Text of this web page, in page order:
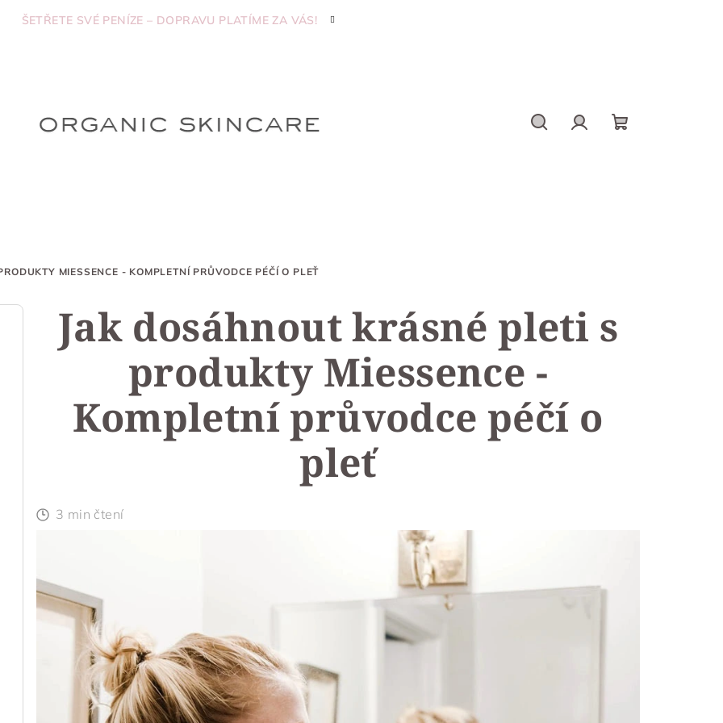
ŠETŘETE SVÉ PENÍZE – DOPRAVU PLATÍME ZA VÁS!
MIESSENCE - KOMPLETNÍ PRŮVODCE PÉČÍ O PLEŤ
Jak dosáhnout krásné pleti s
produkty Miessence -
Kompletní průvodce péčí o
pleť
3 min čtení